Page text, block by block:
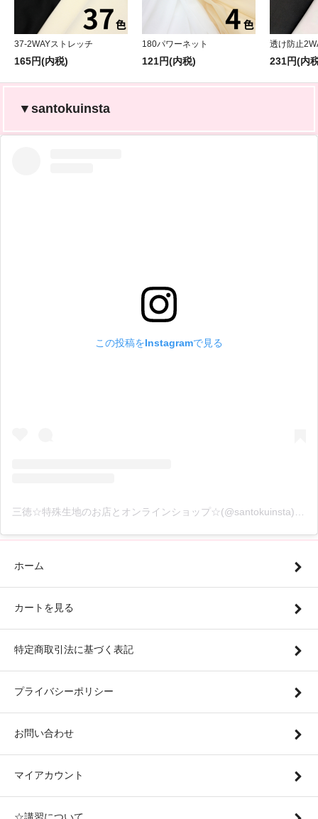
37-2WAYストレッチ
165円(内税)
180パワーネット
121円(内税)
透け防止
231円(内
▼santokuinsta
この投稿をInstagramで見る
三徳☆特殊生地のお店とオンラインショップ☆(@santokuinsta)がシェアした投稿
ホーム
カートを見る
特定商取引法に基づく表記
プライバシーポリシー
お問い合わせ
マイアカウント